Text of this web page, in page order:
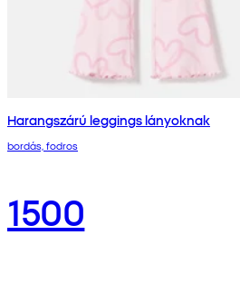
Harangszárú leggings lányoknak
bordás, fodros
1500